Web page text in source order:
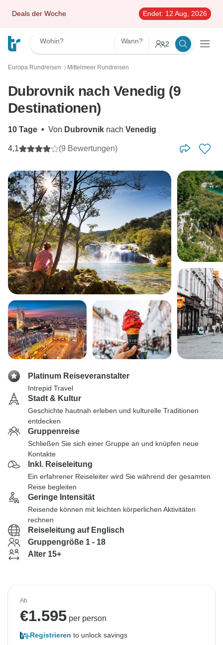
Deals der Woche Endet: 12 Aug, 2026
Wohin? Wann? 2
Europa Rundreisen 〉 Mittelmeer Rundreisen
Dubrovnik nach Venedig (9
Destinationen)
10 Tage • Von Dubrovnik nach Venedig
4,1 (9 Bewertungen)
Platinum Reiseveranstalter
Intrepid Travel
Stadt & Kultur
Geschichte hautnah erleben und kulturelle Traditionen
entdecken
Gruppenreise
Schließen Sie sich einer Gruppe an und knüpfen neue
Kontakte
Inkl. Reiseleitung
Ein erfahrener Reiseleiter wird Sie während der gesamten
Reise begleiten
Geringe Intensität
Reisende können mit leichten körperlichen Aktivitäten
rechnen
Reiseleitung auf Englisch
Gruppengröße 1 - 18
Alter 15+
Ab
€1.595 per person
Registrieren to unlock savings